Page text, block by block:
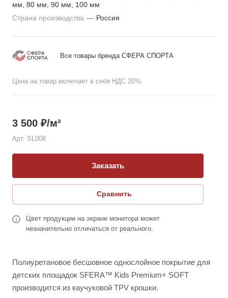
мм, 80 мм, 90 мм, 100 мм
Страна производства — Россия
Все товары бренда СФЕРА СПОРТА
Цена на товар включает в себя НДС 20%.
3 500 ₽/м²
Арт. SL008
Заказать
Сравнить
Цвет продукции на экране монитора может
незначительно отличаться от реального.
Полиуретановое бесшовное однослойное покрытие для
детских площадок SFERA™ Kids Premium+ SOFT
производится из каучуковой TPV крошки.